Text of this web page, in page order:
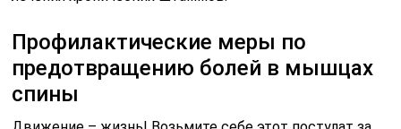
Профилактические меры по
предотвращению болей в мышцах
спины